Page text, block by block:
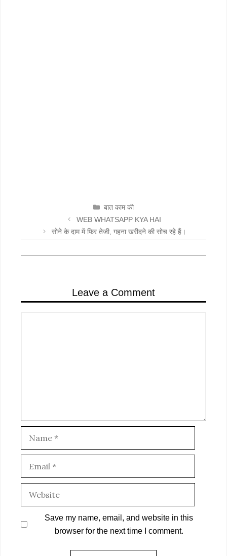
CATEGORIES
बात काम की
WEB WHATSAPP KYA HAI
सोने के दाम में फिर तेजी, गहना खरीदने की सोच रहे हैं।
Leave a Comment
Save my name, email, and website in this
browser for the next time I comment.